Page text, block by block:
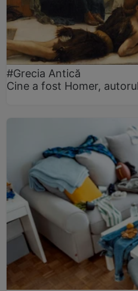
#Grecia Antică
Cine a fost Homer,